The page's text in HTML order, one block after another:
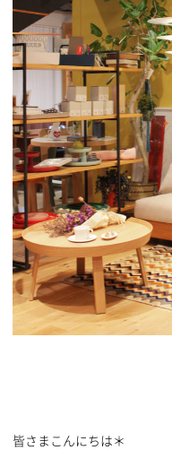
皆さまこんにちは＊